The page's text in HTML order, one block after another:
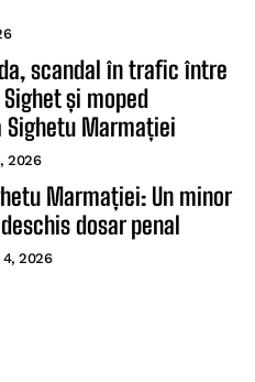
scandal în trafic între
și moped
Marmației
2026
Marmației: Un minor
dosar penal
2026